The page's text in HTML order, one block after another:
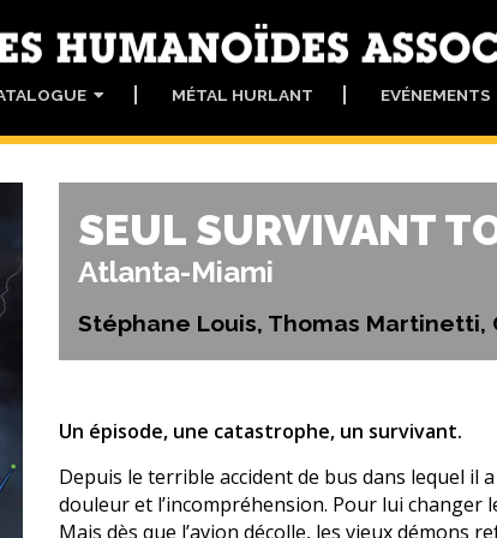
MÉTAL HURLANT EVÉNEMENTS
SEUL SURVIVANT
Atlanta-Miami
Stéphane Louis, Thomas
Un épisode, une catastrophe, un survivant.
Depuis le terrible accident de bus dans lequel il
douleur et l’incompréhension. Pour lui changer
Mais dès que l’avion décolle, les vieux démons